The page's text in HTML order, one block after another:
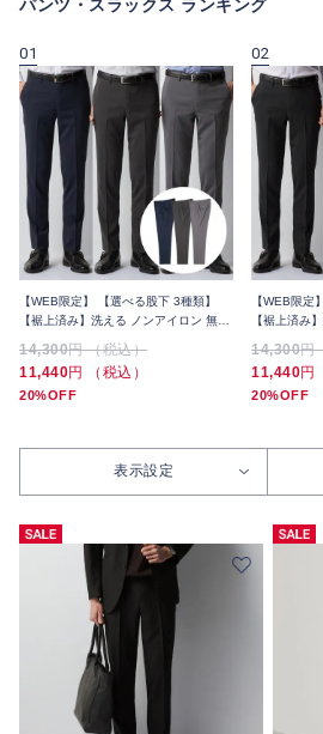
パンツ・スラックス ランキング
01
【WEB限定】 【選べる股下 3種類】
【裾上済み】洗える ノンアイロン 無地
14,300円 （税込）
11,440円 （税込）
20%OFF
02
【WEB限定
【裾上済み
14,300円
11,440円
20%OFF
表示設定